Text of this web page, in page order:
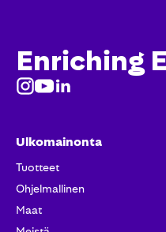
Enriching
Ulkomainonta
Tuotteet​
Ohjelmallinen
Maat